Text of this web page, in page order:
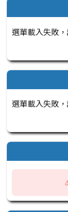
選單載入失敗
選單載入失敗